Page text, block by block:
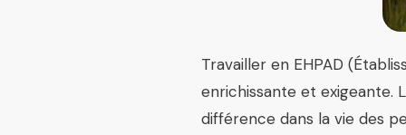
Travailler en EHPAD
enrichissante et exigeante.
différence dans la vie des